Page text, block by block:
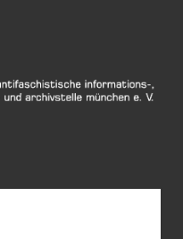
info@aida-archiv.de